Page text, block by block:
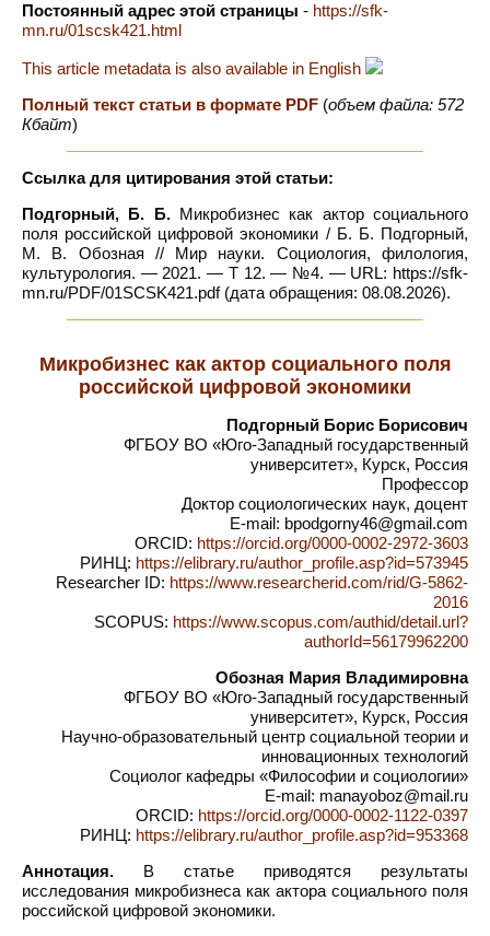
Постоянный адрес этой страницы - https://sfk-
mn.ru/01scsk421.html
This article metadata is also available in English
Полный текст статьи в формате PDF (объем файла: 572
Кбайт)
Ссылка для цитирования этой статьи:
Подгорный, Б. Б.Микробизнес как актор социального
поля российской цифровой экономики / Б. Б. Подгорный,
М. В. Обозная // Мир науки. Социология, филология,
культурология. — 2021. — Т 12. — №4. — URL: https://sfk-
mn.ru/PDF/01SCSK421.pdf (дата обращения: 08.08.2026).
Микробизнес как актор социального поля
российской цифровой экономики
Подгорный Борис Борисович
ФГБОУ ВО «Юго-Западный государственный
университет», Курск, Россия
Профессор
Доктор социологических наук, доцент
E-mail: bpodgorny46@gmail.com
ORCID: https://orcid.org/0000-0002-2972-3603
РИНЦ: https://elibrary.ru/author_profile.asp?id=573945
Researcher ID: https://www.researcherid.com/rid/G-5862-
2016
SCOPUS: https://www.scopus.com/authid/detail.url?
authorId=56179962200
Обозная Мария Владимировна
ФГБОУ ВО «Юго-Западный государственный
университет», Курск, Россия
Научно-образовательный центр социальной теории и
инновационных технологий
Социолог кафедры «Философии и социологии»
E-mail: manayoboz@mail.ru
ORCID: https://orcid.org/0000-0002-1122-0397
РИНЦ: https://elibrary.ru/author_profile.asp?id=953368
Аннотация. В статье приводятся результаты
исследования микробизнеса как актора социального поля
российской цифровой экономики.